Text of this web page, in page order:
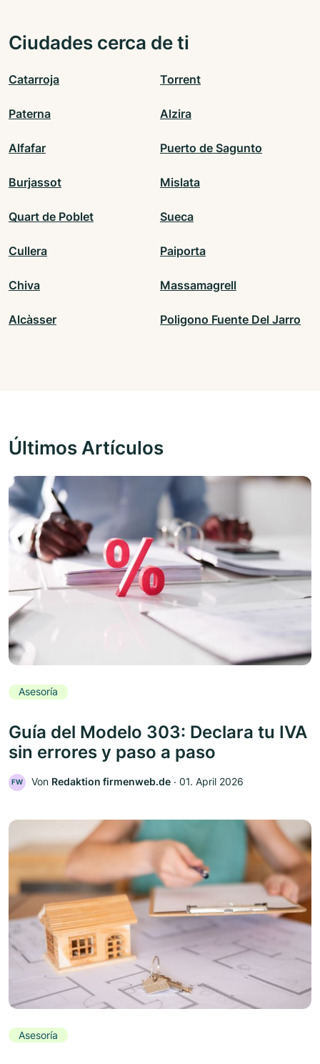
Ciudades cerca de ti
Catarroja Torrent
Paterna Alzira
Alfafar Puerto de Sagunto
Burjassot Mislata
Quart de Poblet Sueca
Cullera Paiporta
Chiva Massamagrell
Alcàsser Poligono Fuente Del Jarro
Últimos Artículos
Asesoría
Guía del Modelo 303: Declara tu IVA
sin errores y paso a paso
FW Von Redaktion firmenweb.de ‧ 01. April 2026
Asesoría